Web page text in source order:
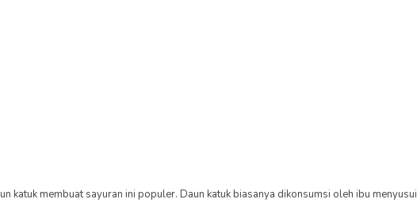
katuk membuat sayuran ini populer. Daun katuk biasanya dikonsumsi oleh ibu menyusui